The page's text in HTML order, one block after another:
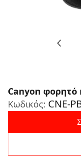
Canyon φορητό
Κωδικός: CNE-